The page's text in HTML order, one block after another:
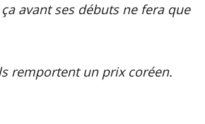
avant ses débuts ne fera que
remportent un prix coréen.